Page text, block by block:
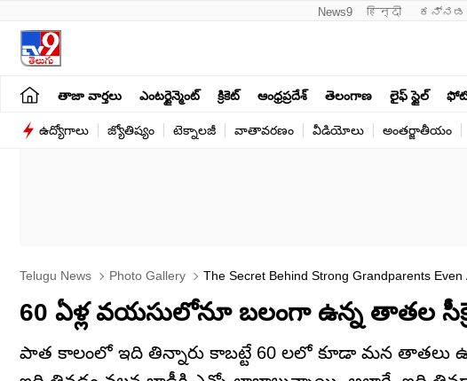
News9 हिन्दी ಕನ್ನಡ
తాజా వార్తలు ఎంటర్టైన్మెంట్ క్రికెట్ ఆంధ్రప్రదేశ్ తెలంగాణ లైఫ్ స్టైల్
ఉద్యోగాలు జ్యోతిష్యం టెక్నాలజీ వాతావరణం వీడియోలు అంతర్జాతీయం
Telugu News Photo Gallery
60 ఏళ్ల వయసులోనూ బలంగా ఉన్న తాతల
పాత కాలంలో ఇది తిన్నారు కాబట్టే 60 లలో కూడా మన తాతలు